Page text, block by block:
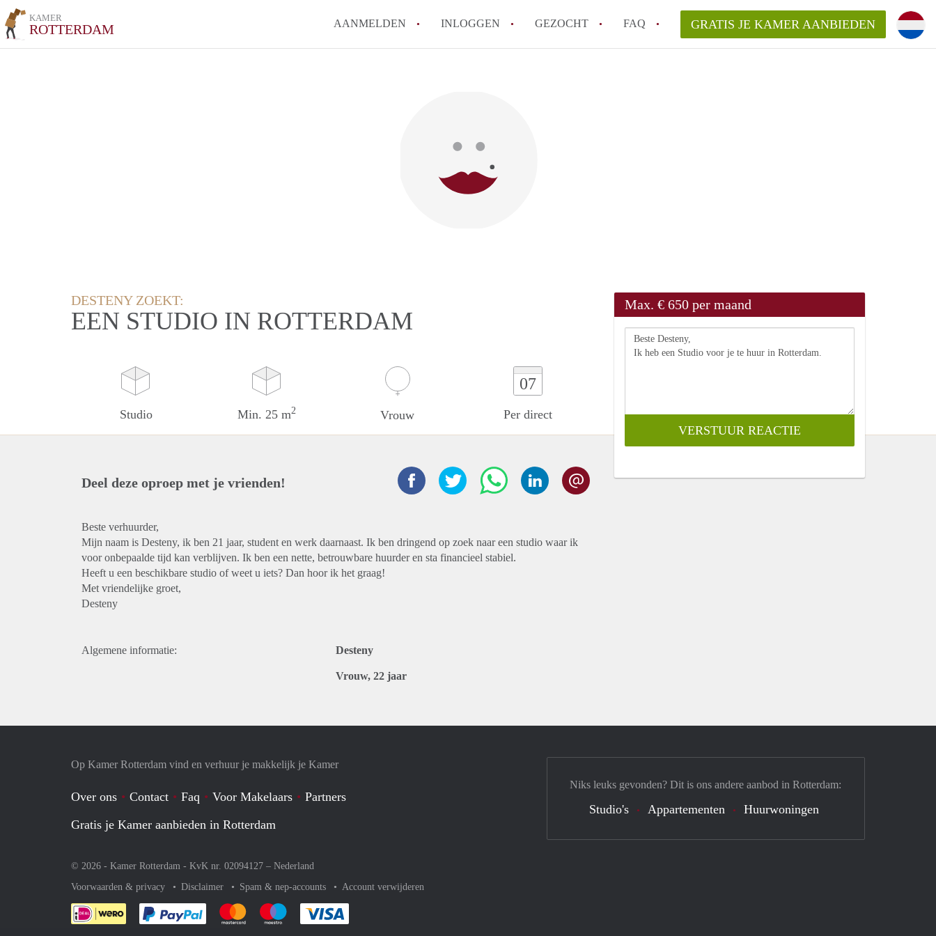
KAMER
ROTTERDAM AANMELDEN INLOGGEN GEZOCHT FAQ GRATIS JE KAMER AANBIEDEN
DESTENY ZOEKT:
EEN STUDIO IN ROTTERDAM
Studio Min. 25 m2 Vrouw
07
Per direct
Max. € 650 per maand
Deel deze oproep met je vrienden!
Beste verhuurder,
Mijn naam is Desteny, ik ben 21 jaar, student en werk daarnaast. Ik ben dringend op zoek naar een studio waar ik
voor onbepaalde tijd kan verblijven. Ik ben een nette, betrouwbare huurder en sta financieel stabiel.
Heeft u een beschikbare studio of weet u iets? Dan hoor ik het graag!
Met vriendelijke groet,
Desteny
Algemene informatie: Desteny
Vrouw, 22 jaar
Op Kamer Rotterdam vind en verhuur je makkelijk je Kamer
Over ons Contact Faq Voor Makelaars
Partners
Gratis je Kamer aanbieden in Rotterdam
© 2026 - Kamer Rotterdam - KvK nr. 02094127 – Nederland
Voorwaarden & privacy
Disclaimer Spam & nep-accounts Account verwijderen
Je rekent gemakkelijk af met Paypal
Je rekent gemakkelijk af met Mastercard
Je rekent gemakkelijk af met Meastro
Niks leuks gevonden? Dit is ons andere aanbod in Rotterdam:
Studio's Appartementen Huurwoningen